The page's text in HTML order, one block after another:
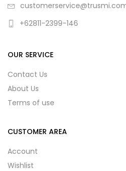
+62811-2399-146
OUR SERVICE
Contact Us
About Us
Terms of use
CUSTOMER AREA
Account
Wishlist